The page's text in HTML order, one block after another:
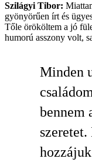
Szilágyi Tibor:
gyönyörűen írt és
Tőle örököltem a jó
humorú asszony volt,
Minden
bennem